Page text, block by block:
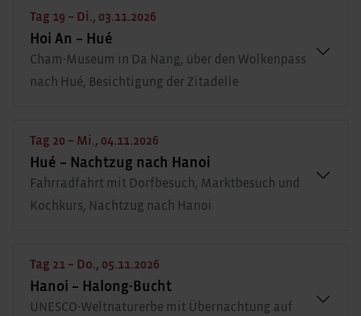
Tag 19 – Di., 03.11.2026
Hoi An – Hué
Cham-Museum in Da Nang, über den Wolkenpass
nach Hué, Besichtigung der Zitadelle
Tag 20 – Mi., 04.11.2026
Hué – Nachtzug nach Hanoi
Fahrradfahrt mit Dorfbesuch, Marktbesuch und
Kochkurs, Nachtzug nach Hanoi
Tag 21 – Do., 05.11.2026
Hanoi – Halong-Bucht
UNESCO-Weltnaturerbe mit Übernachtung auf